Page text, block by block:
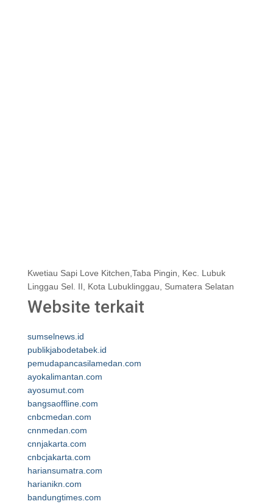
Kwetiau Sapi Love Kitchen,Taba Pingin, Kec. Lubuk
Linggau Sel. II, Kota Lubuklinggau, Sumatera Selatan
Website terkait
sumselnews.id
publikjabodetabek.id
pemudapancasilamedan.com
ayokalimantan.com
ayosumut.com
bangsaoffline.com
cnbcmedan.com
cnnmedan.com
cnnjakarta.com
cnbcjakarta.com
hariansumatra.com
harianikn.com
bandungtimes.com